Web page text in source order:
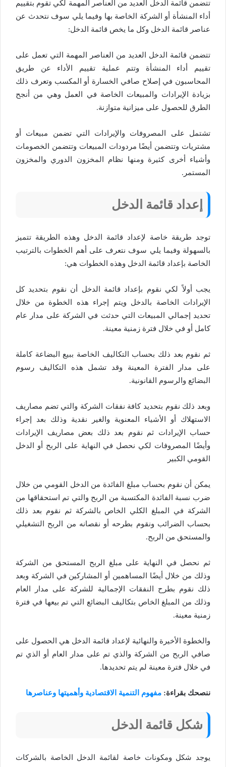
تتضمن قائمة الدخل العديد من العناصر المهمة لكي تقوم بتقييم
أداء المنشأة أو الشركة الخاصة بها وفيما يلي سوف نتحدث عن
عناصر قائمة الدخل وكل ما يخص قائمة الدخل:
تتضمن قائمة الدخل العديد من العناصر المهمة التي تعمل على
تقييم أداء المنشأة وتتم عملية تقييم الأداء عن طريق
المحاسبون في إصلاح صافي الخسارة أو المكسب وتعرف ذلك
بزيادة الإيرادات والمبيعات الخاصة في العمل وهي من أنجح
الطرق للحصول على ميزانية متوازنة.
تشتمل على المصروفات والإيرادات التي تضمن مبيعات أو
مشتريات وتتضمن أيضًا مردودات المبيعات وتتضمن الخصومات
وأشياء أخرى كثيرة ومنها نظام المخزون الدوري والمخزون
المستمر.
إعداد قائمة الدخل
توجد طريقة خاصة لإعداد قائمة الدخل وهذه الطريقة تتميز
بالسهولة وفيما يلي سوف نتعرف على أهم الخطوات بالترتيب
الخاصة بإعداد قائمة الدخل وهذه الخطوات هي:
يجب أولاً لكي نقوم بإعداد قائمة الدخل أن نقوم بتحديد كل
الإيرادات الخاصة بالدخل ويتم إجراء هذه الخطوة من خلال
تحديد إجمالي المبيعات التي حدثت في الشركة على مدار عام
كامل أو في خلال فترة زمنية معينة.
ثم نقوم بعد ذلك بحساب التكاليف الخاصة ببيع البضاعة كاملة
على مدار الفترة المعينة وقد تشمل هذه التكاليف رسوم
البضائع والرسوم القانونية.
وبعد ذلك نقوم بتحديد كافة نفقات الشركة والتي تضم مصاريف
الاستهلاك أو الأشياء المعنوية والغير نقدية وذلك بعد إجراء
حساب الإيرادات ثم نقوم بعد ذلك بعض مصاريف الإيرادات
وأيضًا المصروفات لكي نحصل في النهاية على الربح أو الدخل
القومي الكبير
يمكن أن نقوم بحساب مبلغ الفائدة من الدخل القومي من خلال
ضرب نسبة الفائدة المكتسبة من الربح والتي تم استحقاقها من
الشركة في المبلغ الكلي الخاص بالشركة ثم نقوم بعد ذلك
بحساب الضرائب ونقوم بطرحه أو نقصانه من الربح التشغيلي
والمستحق من الربح.
ثم نحصل في النهاية على مبلغ الربح المستحق من الشركة
وذلك من خلال أيضًا المساهمين أو المشاركين في الشركة وبعد
ذلك نقوم بطرح النفقات الإجمالية للشركة على مدار العام
وذلك من المبلغ الخاص بتكاليف البضائع التي تم بيعها في فترة
زمنية معينة.
والخطوة الأخيرة والنهائية لإعداد قائمة الدخل هي الحصول على
صافي الربح من الشركة والذي تم على مدار العام أو الذي تم
في خلال فترة معينة لم يتم تحديدها.
ننصحك بقراءة: مفهوم التنمية الاقتصادية وأهميتها وعناصرها
شكل قائمة الدخل
يوجد شكل ومكونات خاصة لقائمة الدخل الخاصة بالشركات